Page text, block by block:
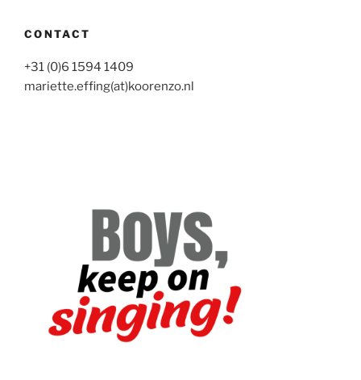
CONTACT
+31 (0)6 1594 1409
mariette.effing(at)koorenzo.nl